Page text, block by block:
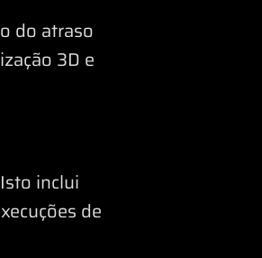
do atraso
3D e
inclui
de